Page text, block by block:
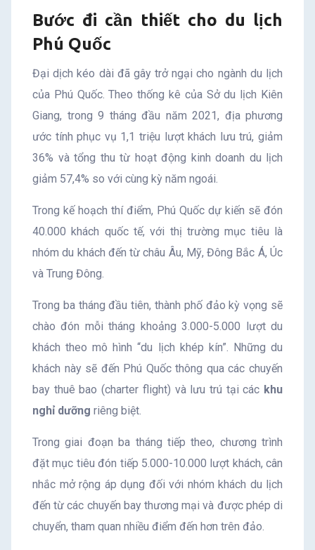
Bước đi cần thiết cho du lịch
Phú Quốc
Đại dịch kéo dài đã gây trở ngại cho ngành du lịch
của Phú Quốc. Theo thống kê của Sở du lịch Kiên
Giang, trong 9 tháng đầu năm 2021, địa phương
ước tính phục vụ 1,1 triệu lượt khách lưu trú, giảm
36% và tổng thu từ hoạt động kinh doanh du lịch
giảm 57,4% so với cùng kỳ năm ngoái.
Trong kế hoạch thí điểm, Phú Quốc dự kiến sẽ đón
40.000 khách quốc tế, với thị trường mục tiêu là
nhóm du khách đến từ châu Âu, Mỹ, Đông Bắc Á, Úc
và Trung Đông.
Trong ba tháng đầu tiên, thành phố đảo kỳ vọng sẽ
chào đón mỗi tháng khoảng 3.000-5.000 lượt du
khách theo mô hình “du lịch khép kín”. Những du
khách này sẽ đến Phú Quốc thông qua các chuyến
bay thuê bao (charter flight) và lưu trú tại các khu
nghỉ dưỡng riêng biệt.
Trong giai đoạn ba tháng tiếp theo, chương trình
đặt mục tiêu đón tiếp 5.000-10.000 lượt khách, cân
nhắc mở rộng áp dụng đối với nhóm khách du lịch
đến từ các chuyến bay thương mại và được phép di
chuyển, tham quan nhiều điểm đến hơn trên đảo.